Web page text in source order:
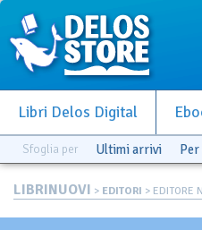
Libri Delos Digital
Sfoglia per Ultimi arrivi
LIBRINUOVI > EDITORI > EDITORE